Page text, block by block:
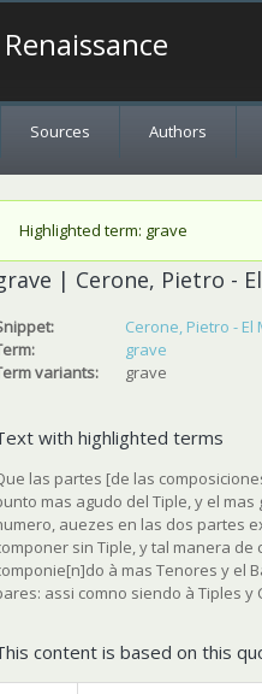
Sources Authors
Status message
Highlighted term: grave
| Cerone, Pietro -
Cerone, Pietro - El
grave
variants:
grave
with highlighted terms
las partes [de las
mas agudo del Tiple, y el
auezes en las dos partes
sin Tiple, y tal manera de
à mas Tenores y el
assi comno siendo à Tiples y
content is based on this